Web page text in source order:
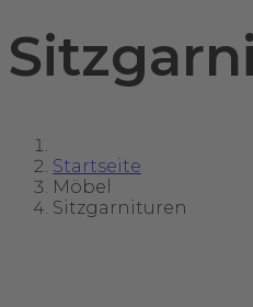
Startseite
Möbel
Sitzgarnituren